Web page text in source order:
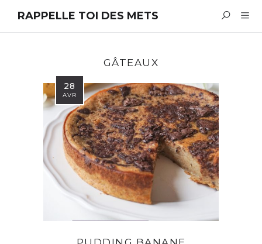
RAPPELLE TOI DES METS
GÂTEAUX
28
AVR